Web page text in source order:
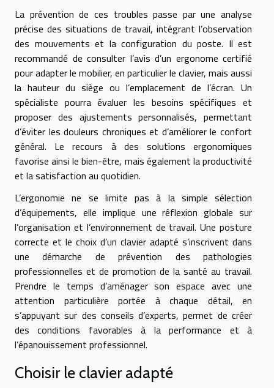
La prévention de ces troubles passe par une analyse
précise des situations de travail, intégrant l’observation
des mouvements et la configuration du poste. Il est
recommandé de consulter l’avis d’un ergonome certifié
pour adapter le mobilier, en particulier le clavier, mais aussi
la hauteur du siège ou l’emplacement de l’écran. Un
spécialiste pourra évaluer les besoins spécifiques et
proposer des ajustements personnalisés, permettant
d’éviter les douleurs chroniques et d’améliorer le confort
général. Le recours à des solutions ergonomiques
favorise ainsi le bien-être, mais également la productivité
et la satisfaction au quotidien.
L’ergonomie ne se limite pas à la simple sélection
d’équipements, elle implique une réflexion globale sur
l’organisation et l’environnement de travail. Une posture
correcte et le choix d’un clavier adapté s’inscrivent dans
une démarche de prévention des pathologies
professionnelles et de promotion de la santé au travail.
Prendre le temps d’aménager son espace avec une
attention particulière portée à chaque détail, en
s’appuyant sur des conseils d’experts, permet de créer
des conditions favorables à la performance et à
l’épanouissement professionnel.
Choisir le clavier adapté